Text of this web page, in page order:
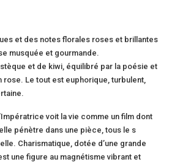
et des notes florales roses et brillantes
musquée et gourmande.
et de kiwi, équilibré par la poésie et
rose. Le tout est euphorique, turbulent,
voit la vie comme un film dont
pénètre dans une pièce, tous le s
Charismatique, dotée d’une grande
une figure au magnétisme vibrant et